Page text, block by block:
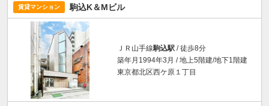
賃貸マンション 駒込K＆Mビル
ＪＲ山手線駒込駅 / 徒歩8分
築年月1994年3月 / 地上5階建/地下1階建
東京都北区西ケ原１丁目